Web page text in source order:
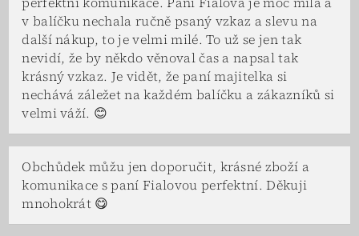
v balíčku nechala ručně psaný vzkaz a slevu na
další nákup, to je velmi milé. To už se jen tak
nevidí, že by někdo věnoval čas a napsal tak
krásný vzkaz. Je vidět, že paní majitelka si
nechává záležet na každém balíčku a zákazníků si
velmi váží. 😊
Obchůdek můžu jen doporučit, krásné zboží a
komunikace s paní Fialovou perfektní. Děkuji
mnohokrát 😋